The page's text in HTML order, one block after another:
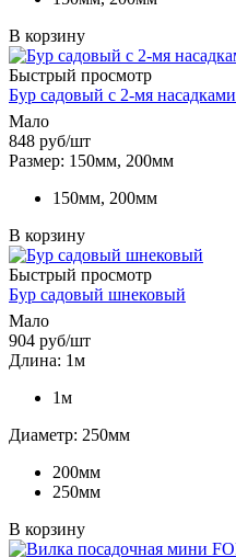
В корзину
Быстрый просмотр
Бур садовый с 2-мя
Мало
848 руб/шт
Размер: 150мм, 200мм
150мм, 200мм
В корзину
Быстрый просмотр
Бур садовый шнековый
Мало
904 руб/шт
Длина: 1м
1м
Диаметр: 250мм
200мм
250мм
В корзину